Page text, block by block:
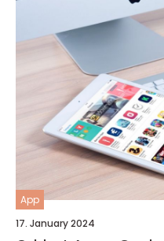
App
17. January 2024